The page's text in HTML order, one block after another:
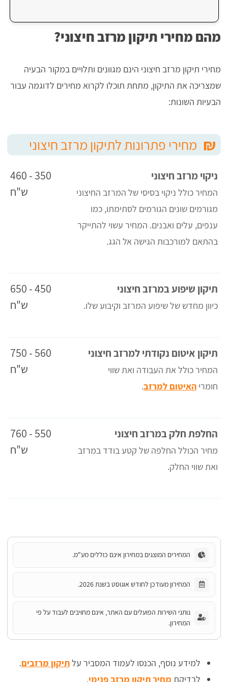
מהם מחירי תיקון מרזב חיצוני?
מחירי תיקון מרזב חיצוני הינם מגוונים ותלויים במקור הבעיה
שמצריכה את התיקון, מתחת תוכלו לקרוא מחירים לדוגמה עבור
הבעיות השונות:
₪ מחירי פתרונות לתיקון מרזב חיצוני
ניקוי מרזב חיצוני
המחיר כולל ניקוי בסיסי של המרזב החיצוני
מגורמים שונים הגורמים לסתימתו, כמו
ענפים, עלים ואבנים. המחיר עשוי להתייקר
בהתאם למורכבות הגישה אל הגג.
350 - 460
ש"ח
תיקון שיפוע במרזב חיצוני
כיוון מחדש של שיפוע המרזב וקיבוע שלו.
450 - 650
ש"ח
תיקון איטום נקודתי למרזב חיצוני
המחיר כולל את העבודה ואת שווי
חומרי האיטום למרזב.
560 - 750
ש"ח
החלפת חלק במרזב חיצוני
מחיר הכולל החלפה של קטע בודד במרזב
ואת שווי החלק.
550 - 760
ש"ח
המחירים המוצגים במחירון אינם כוללים מע"מ.
המחירון מעודכן לחודש אוגוסט בשנת 2026.
נותני השירות הפועלים עם האתר, אינם מחויבים לעבוד על פי
המחירון.
למידע נוסף, הכנסו לעמוד המסביר עלתיקון מרזבים.
לבדיקת מחיר תיקון מרזב פנימי.